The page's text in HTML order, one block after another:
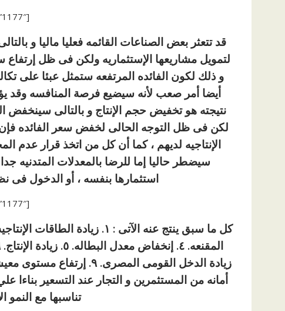
[ad id=”1177″]
قد تتعثر بعض الصناعات القائمه فعليا ماليا و
لتمويل مشاريعها الإستثماريه ولكن فى ظل إرتفاع
و ذلك لكون الفائده المرتفعه ستمثل عبئا على
أيضا أمر صعب لأنه سيضيع فرصة المنافسه وقد
نتيجته هو تخفيض حجم الإنتاج و بالتالى سينخفض
لكن فى ظل التوجه الحالى لخفض سعر الفائده
الإنتاجيه لديهم ، كما أن كل من اتخذ قرار عدم
سيضطر حاليا إما للرضا بالمعدلات المتدنيه
استثمارها بنفسه ، أو الدخول فى
[ad id=”1177″]
أمانه من المستثمرين و التجار عند التسعير بناءا
تناسبها مع النمو